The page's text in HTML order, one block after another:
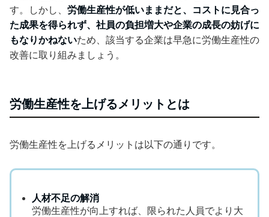
す。しかし、 労働生産性が低いままだと、コストに見合っ
た成果を得られず、社員の負担増大や企業の成長の妨げに
もなりかねないため、該当する企業は早急に労働生産性の
改善に取り組みましょう。
労働生産性を上げるメリットとは
労働生産性を上げるメリットは以下の通りです。
人材不足の解消
労働生産性が向上すれば、限られた人員でより大